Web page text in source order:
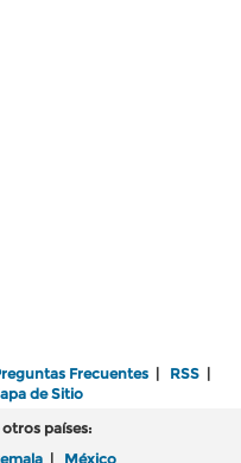
Frecuentes | RSS |
de Sitio
países:
| México